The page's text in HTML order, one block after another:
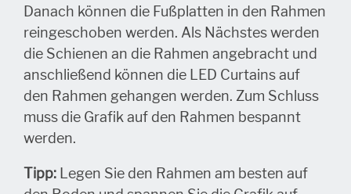
Danach können die Fußplatten in den Rahmen
reingeschoben werden. Als Nächstes werden
die Schienen an die Rahmen angebracht und
anschließend können die LED Curtains auf
den Rahmen gehangen werden. Zum Schluss
muss die Grafik auf den Rahmen bespannt
werden.
Tipp: Legen Sie den Rahmen am besten auf